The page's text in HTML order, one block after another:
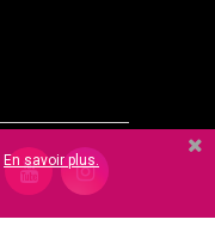
En savoir plus.